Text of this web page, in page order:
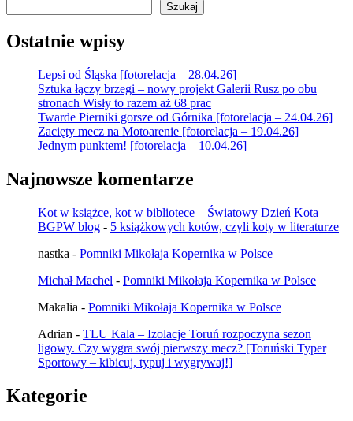
Szukaj
Ostatnie wpisy
Lepsi od Śląska [fotorelacja – 28.04.26]
Sztuka łączy brzegi – nowy projekt Galerii Rusz po obu
stronach Wisły to razem aż 68 prac
Twarde Pierniki gorsze od Górnika [fotorelacja – 24.04.26]
Zacięty mecz na Motoarenie [fotorelacja – 19.04.26]
Jednym punktem! [fotorelacja – 10.04.26]
Najnowsze komentarze
Kot w książce, kot w bibliotece – Światowy Dzień Kota –
BGPW blog - 5 książkowych kotów, czyli koty w literaturze
nastka - Pomniki Mikołaja Kopernika w Polsce
Michał Machel - Pomniki Mikołaja Kopernika w Polsce
Makalia - Pomniki Mikołaja Kopernika w Polsce
Adrian - TLU Kala – Izolacje Toruń rozpoczyna sezon
ligowy. Czy wygra swój pierwszy mecz? [Toruński Typer
Sportowy – kibicuj, typuj i wygrywaj!]
Kategorie